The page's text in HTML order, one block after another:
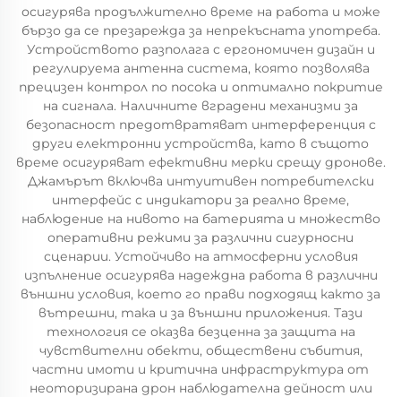
осигурява продължително време на работа и може
бързо да се презарежда за непрекъсната употреба.
Устройството разполага с ергономичен дизайн и
регулируема антенна система, която позволява
прецизен контрол по посока и оптимално покритие
на сигнала. Наличните вградени механизми за
безопасност предотвратяват интерференция с
други електронни устройства, като в същото
време осигуряват ефективни мерки срещу дронове.
Джамърът включва интуитивен потребителски
интерфейс с индикатори за реално време,
наблюдение на нивото на батерията и множество
оперативни режими за различни сигурносни
сценарии. Устойчиво на атмосферни условия
изпълнение осигурява надеждна работа в различни
външни условия, което го прави подходящ както за
вътрешни, така и за външни приложения. Тази
технология се оказва безценна за защита на
чувствителни обекти, обществени събития,
частни имоти и критична инфраструктура от
неоторизирана дрон наблюдателна дейност или